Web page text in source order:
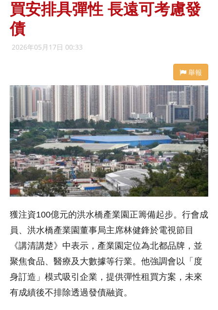
買安排具彈性 長遠可考慮發
債
2026年05月17日 00:33
舉報
獲注資100億元的洪水橋產業園正籌備起步。行會成
員、洪水橋產業園董事局主席林健鋒於電視節目
《講清講楚》中表示，產業園定位為北都品牌，並
聚焦食品、醫療及大數據等行業。他強調會以「度
身訂造」模式吸引企業，提供彈性租買方案，未來
有成績後不排除透過發債融資。